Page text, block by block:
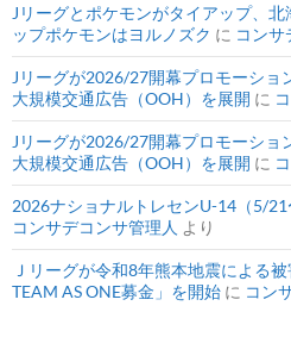
Jリーグとポケモンがタイアップ、
ップポケモンはヨルノズク に コンサ
Jリーグが2026/27開幕プロモーショ
大規模交通広告（OOH）を展開 に
Jリーグが2026/27開幕プロモーショ
大規模交通広告（OOH）を展開 に
2026ナショナルトレセンU-14（5/
コンサデコンサ管理人 より
Ｊリーグが令和8年熊本地震による
TEAM AS ONE募金」を開始 に コン